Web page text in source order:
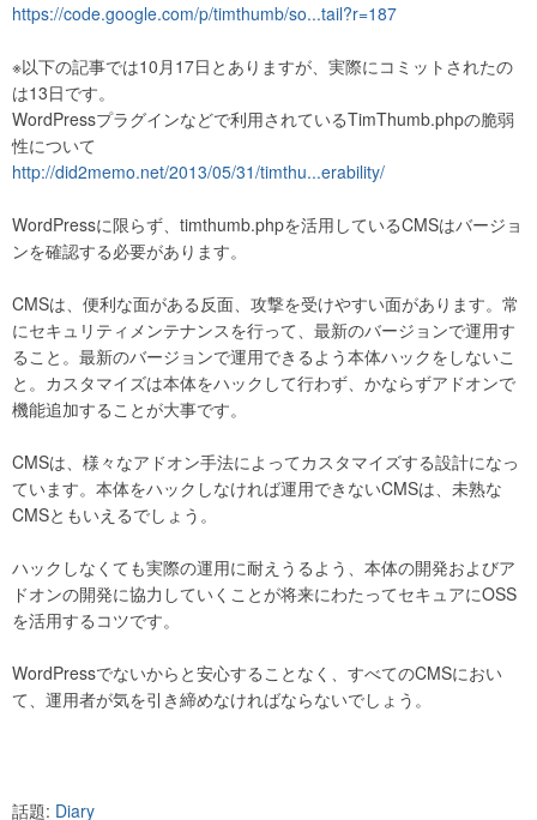
https://code.google.com/p/timthumb/so...tail?r=187
※以下の記事では10月17日とありますが、実際にコミットされたの
は13日です。
WordPressプラグインなどで利用されているTimThumb.phpの脆弱
性について
http://did2memo.net/2013/05/31/timthu...erability/
WordPressに限らず、timthumb.phpを活用しているCMSはバージョ
ンを確認する必要があります。
CMSは、便利な面がある反面、攻撃を受けやすい面があります。常
にセキュリティメンテナンスを行って、最新のバージョンで運用す
ること。最新のバージョンで運用できるよう本体ハックをしないこ
と。カスタマイズは本体をハックして行わず、かならずアドオンで
機能追加することが大事です。
CMSは、様々なアドオン手法によってカスタマイズする設計になっ
ています。本体をハックしなければ運用できないCMSは、未熟な
CMSともいえるでしょう。
ハックしなくても実際の運用に耐えうるよう、本体の開発およびア
ドオンの開発に協力していくことが将来にわたってセキュアにOSS
を活用するコツです。
WordPressでないからと安心することなく、すべてのCMSにおい
て、運用者が気を引き締めなければならないでしょう。
話題: Diary